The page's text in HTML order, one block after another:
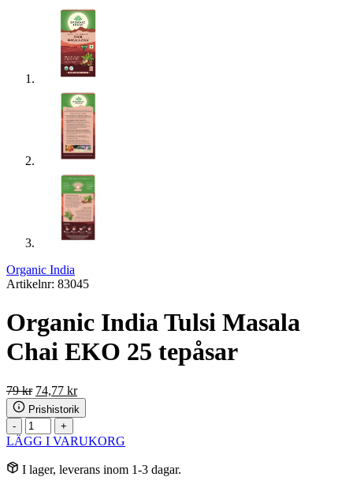
Organic India
Artikelnr: 83045
Organic India Tulsi Masala
Chai EKO 25 tepåsar
79kr Det
ursprungliga
priset
var:
79 kr.
74,77 krDet
nuvarande
priset
74,77 kr.
Prishistorik
-
Organic
India
Masala
Chai
+
LÄGG I VARUKORG
I lager, leverans inom 1-3 dagar.